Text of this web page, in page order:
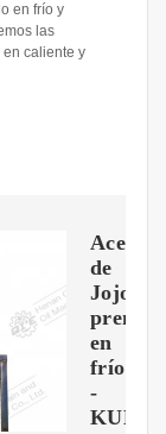
en frío y
las
caliente y
Aceite
de
Jojoba
en
frío
-